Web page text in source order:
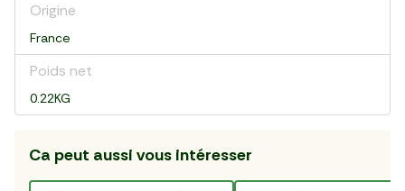
Origine
France
Poids net
0.22KG
Ca peut aussi vous intéresser